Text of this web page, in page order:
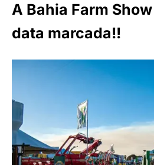
A Bahia Farm
data marcada!!